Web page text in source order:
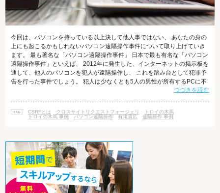
今回は、パソコンを持っている以上決して他人事ではない、 あなたの身の
上にも起こるかもしれないパソコン遠隔操作事件について取り上げていき
ます。 最も著名な「パソコン遠隔操作事件」 日本で最も有名な「パソコン
遠隔操作事件」といえば、 2012年に発生した、インターネットの掲示板を
通して、他人のパソコンを犯人が遠隔操作し、 これを踏み台として犯罪予
告を行った事件でしょう。 犯人は少なくとも5人の男性が所有するPCに不
正な指令を与え、 少なくとも13件の襲撃予告や殺害予告を行わせました。
かしそのうちの1人のPCから「トロイの木馬」プログラムが発見され、 誤
認逮捕であることが発覚しました。 その後、真犯人を名乗る者から弁護士
つづきを読む
CSRFとは クロスサイトリクエストフォージェリ
トロイの木馬
トロイの木馬 事例
パソコン遠隔操作 有滝貴広 遠隔操作 事例